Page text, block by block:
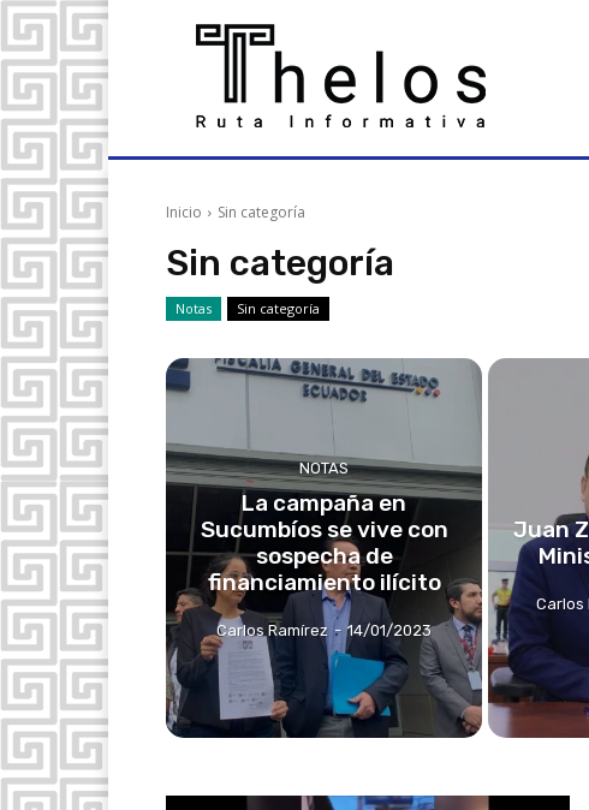
Inicio Sin categoría
Sin categoría
Notas Sin categoría
NOTAS
La campaña en
Sucumbíos se vive con
sospecha de
financiamiento ilícito
Carlos Ramírez - 14/01/2023
Juan
Carlos